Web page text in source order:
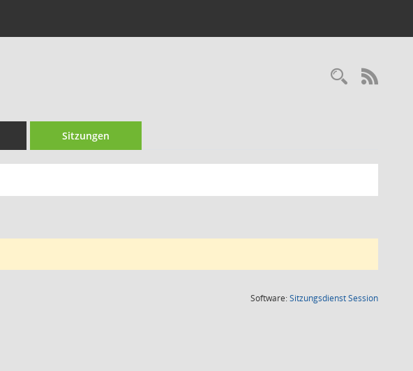
Sitzungen
Software:SitzungsdienstSession(Wird in